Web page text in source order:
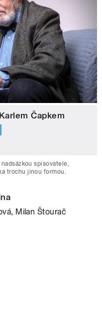
Čapkem
spisovatele,
trochu jinou formou.
Milan Štourač